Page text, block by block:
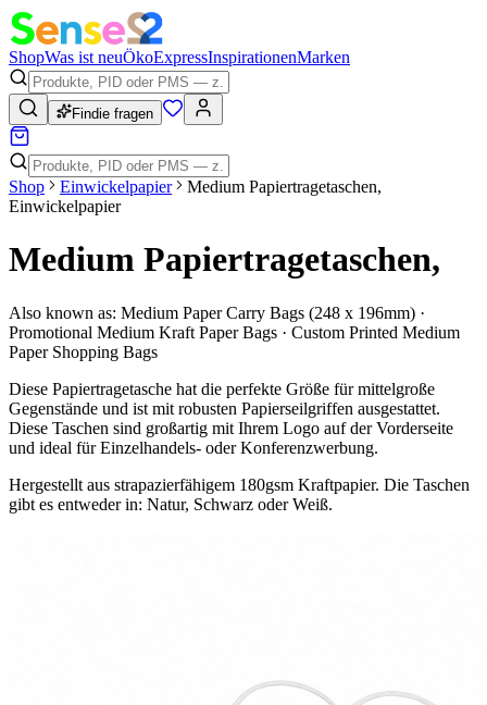
ShopWas ist neuÖkoExpressInspirationenMarken
Findie fragen
Shop Einwickelpapier
Medium Papiertragetaschen,
Einwickelpapier
Medium Papiertragetaschen,
Also known as: Medium Paper Carry Bags (248 x 196mm) ·
Promotional Medium Kraft Paper Bags · Custom Printed Medium
Paper Shopping Bags
Diese Papiertragetasche hat die perfekte Größe für mittelgroße
Gegenstände und ist mit robusten Papierseilgriffen ausgestattet.
Diese Taschen sind großartig mit Ihrem Logo auf der Vorderseite
und ideal für Einzelhandels- oder Konferenzwerbung.
Hergestellt aus strapazierfähigem 180gsm Kraftpapier. Die Taschen
gibt es entweder in: Natur, Schwarz oder Weiß.